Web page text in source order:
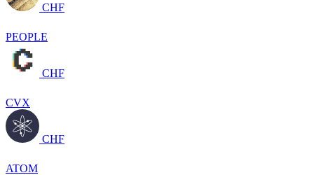
CHF
PEOPLE
CHF
CVX
CHF
ATOM